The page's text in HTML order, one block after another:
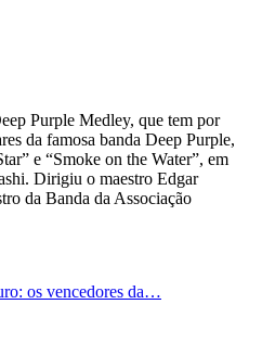
Purple Medley, que tem por
da famosa banda Deep Purple,
e “Smoke on the Water”, em
Dirigiu o maestro Edgar
da Banda da Associação
os vencedores da…